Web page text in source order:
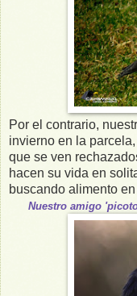
Por el contrario,
invierno en la parcela,
que se ven
hacen su vida en
buscando alimento
Nuestro amigo